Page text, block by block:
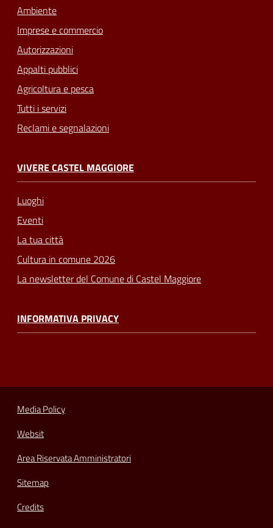
Ambiente
Imprese e commercio
Autorizzazioni
Appalti pubblici
Agricoltura e pesca
Tutti i servizi
Reclami e segnalazioni
VIVERE CASTEL MAGGIORE
Luoghi
Eventi
La tua città
Cultura in comune 2026
La newsletter del Comune di Castel Maggiore
INFORMATIVA PRIVACY
Media Policy
Websit
Area Riservata Amministratori
Sitemap
Credits